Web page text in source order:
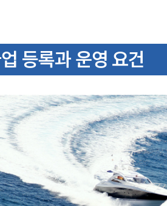
등록과 운영 요건